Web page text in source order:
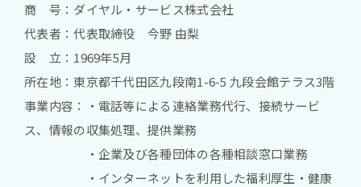
商 号：ダイヤル・サービス株式会社
代表者：代表取締役 今野 由梨
設 立：1969年5月
所在地：東京都千代田区九段南1-6-5 九段会館テラス3階
事業内容：・電話等による連絡業務代行、接続サービ
ス、情報の収集処理、提供業務
・企業及び各種団体の各種相談窓口業務
・インターネットを利用した福利厚生・健康